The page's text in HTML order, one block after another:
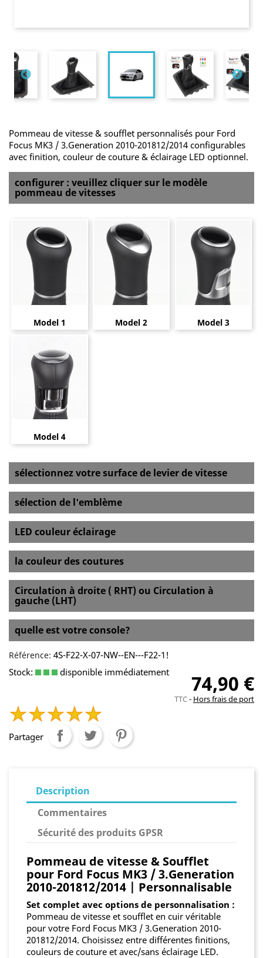
Pommeau de vitesse & soufflet personnalisés pour Ford
Focus MK3 / 3.Generation 2010-201812/2014 configurables
avec finition, couleur de couture & éclairage LED optionnel.
configurer : veuillez cliquer sur le modèle
pommeau de vitesses
Model 1 Model 2 Model 3
Model 4
sélectionnez votre surface de levier de vitesse
sélection de l'emblème
LED couleur éclairage
la couleur des coutures
Circulation à droite ( RHT) ou Circulation à
gauche (LHT)
quelle est votre console?
Référence: 4S-F22-X-07-NW--EN---F22-1!
Stock:
disponible immédiatement 74,90 €
TTC Hors frais de port
Partager
Description
Commentaires
Sécurité des produits GPSR
Pommeau de vitesse & Soufflet
pour Ford Focus MK3 / 3.Generation
2010-201812/2014 | Personnalisable
Set complet avec options de personnalisation :
Pommeau de vitesse et soufflet en cuir véritable
pour votre Ford Focus MK3 / 3.Generation 2010-
201812/2014. Choisissez entre différentes finitions,
couleurs de couture et avec/sans éclairage LED.